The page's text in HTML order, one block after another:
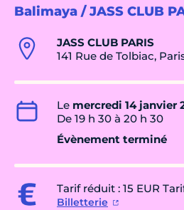
Balimaya / JASS CLUB
JASS CLUB PARIS
141 Rue de Tolbiac,
Le mercredi 14 janvier
De 19 h 30 à 20 h 30
Évènement terminé
Tarif réduit : 15 EUR
Billetterie